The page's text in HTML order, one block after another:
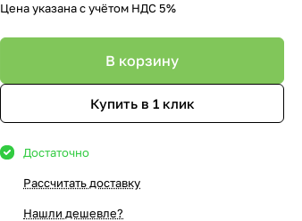
Цена указана с учётом НДС 5%
В корзину
Купить в 1 клик
Достаточно
Рассчитать доставку
Нашли дешевле?